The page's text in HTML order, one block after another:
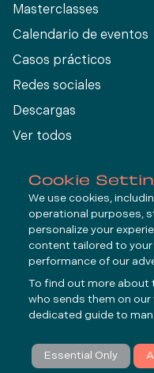
Masterclasses
Calendario de eventos
Casos prácticos
Redes sociales
Descargas
Ver todos
Connect
LinkedIn
YouTube
Suscribirse
© Molycop 2026 - aTega
Cookie
We use cookies,
operational purposes,
personalize your
content tailored to
performance of our
To find out more about
who sends them on
dedicated guide to
Essential Only